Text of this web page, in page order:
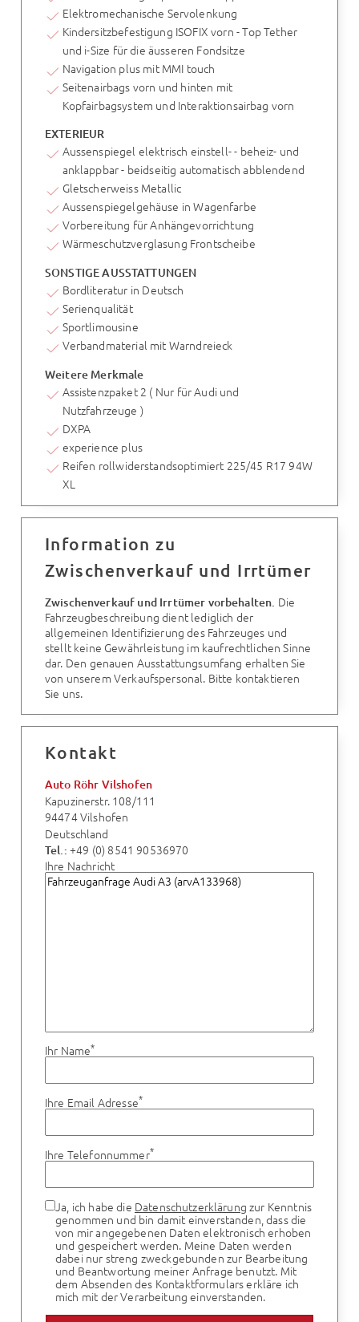
Elektromechanische Servolenkung
Kindersitzbefestigung ISOFIX vorn - Top Tether
und i-Size für die äusseren Fondsitze
Navigation plus mit MMI touch
Seitenairbags vorn und hinten mit
Kopfairbagsystem und Interaktionsairbag vorn
EXTERIEUR
Aussenspiegel elektrisch einstell- - beheiz- und
anklappbar - beidseitig automatisch abblendend
Gletscherweiss Metallic
Aussenspiegelgehäuse in Wagenfarbe
Vorbereitung für Anhängevorrichtung
Wärmeschutzverglasung Frontscheibe
SONSTIGE AUSSTATTUNGEN
Bordliteratur in Deutsch
Serienqualität
Sportlimousine
Verbandmaterial mit Warndreieck
Weitere Merkmale
Assistenzpaket 2 ( Nur für Audi und
Nutzfahrzeuge )
DXPA
experience plus
Reifen rollwiderstandsoptimiert 225/45 R17 94W
XL
Information zu
Zwischenverkauf und Irrtümer
Zwischenverkauf und Irrtümer vorbehalten. Die
Fahrzeugbeschreibung dient lediglich der
allgemeinen Identifizierung des Fahrzeuges und
stellt keine Gewährleistung im kaufrechtlichen Sinne
dar. Den genauen Ausstattungsumfang erhalten Sie
von unserem Verkaufspersonal. Bitte kontaktieren
Sie uns.
Kontakt
Auto Röhr Vilshofen
Kapuzinerstr. 108/111
94474 Vilshofen
Deutschland
Tel.: +49 (0) 8541 90536970
Ihre Nachricht
Ihr Name*
Ihre Email Adresse*
Ihre Telefonnummer*
Ja, ich habe die Datenschutzerklärung zur Kenntnis
genommen und bin damit einverstanden, dass die
von mir angegebenen Daten elektronisch erhoben
und gespeichert werden. Meine Daten werden
dabei nur streng zweckgebunden zur Bearbeitung
und Beantwortung meiner Anfrage benutzt. Mit
dem Absenden des Kontaktformulars erkläre ich
mich mit der Verarbeitung einverstanden.